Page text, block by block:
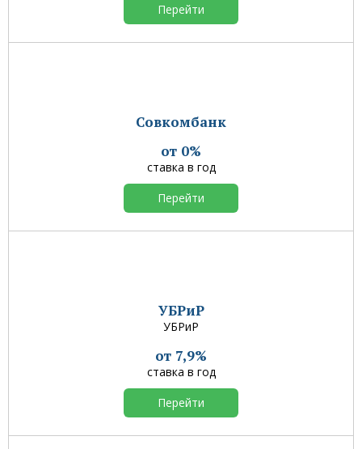
Перейти
Совкомбанк
от 0%
ставка в год
Перейти
УБРиР
УБРиР
от 7,9%
ставка в год
Перейти